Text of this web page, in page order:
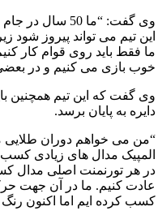
وی گفت: “ما 50
این تیم می تواند پیروز شود
ما فقط باید روی قوام کار
خوب بازی می کنیم و در
وی گفت که این تیم همچنین
دایره به پایان برسد.
المپیک مدال های زیادی
در هر تورنمنت اصلی مدال
عادت کنیم. ما در آن جهت
کسب کرده ایم اما اکنون رنگ